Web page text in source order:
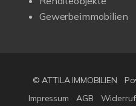
Gewerbeimmobilien
© ATTILA IMMOBILIEN
Impressum
AGB